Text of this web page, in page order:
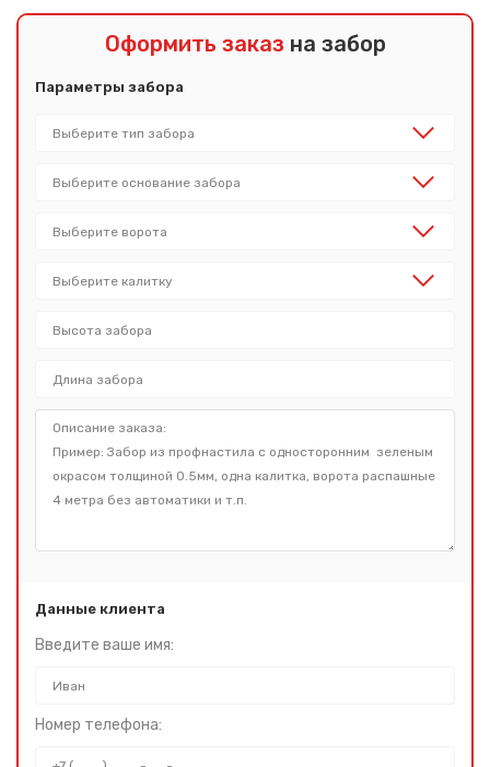
Оформить заказ на забор
Параметры забора
Данные клиента
Введите ваше имя:
Номер телефона: